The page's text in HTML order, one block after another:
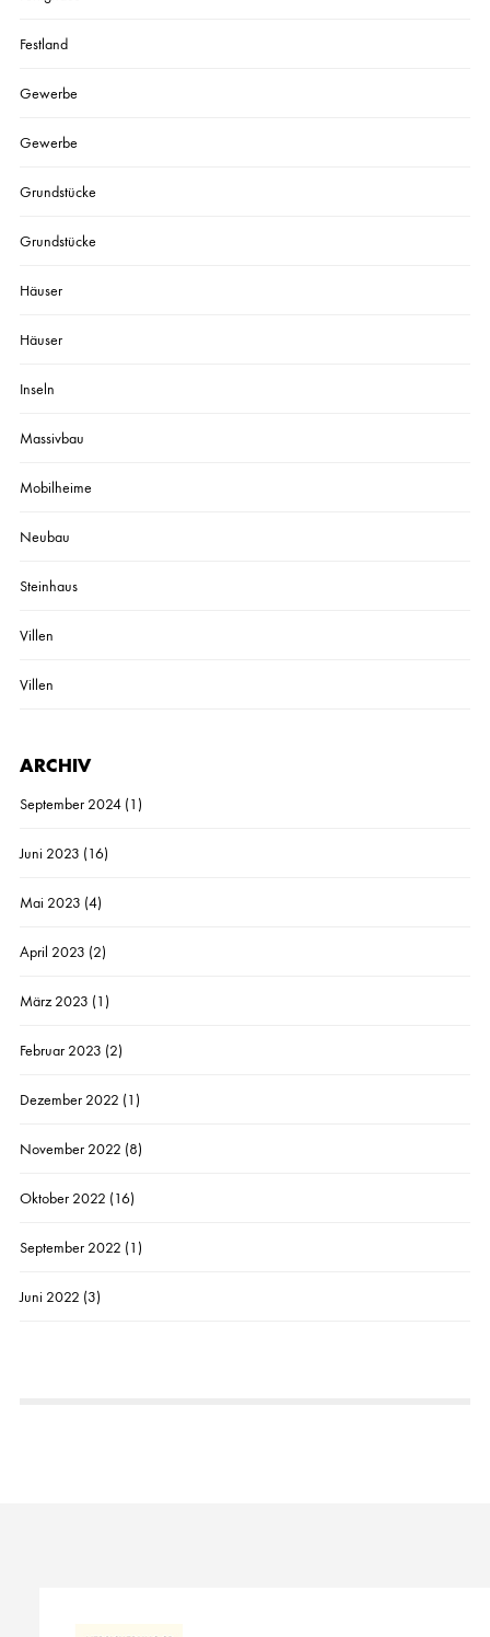
Festland
Gewerbe
Gewerbe
Grundstücke
Grundstücke
Häuser
Häuser
Inseln
Massivbau
Mobilheime
Neubau
Steinhaus
Villen
Villen
ARCHIV
September 2024(1)
Juni 2023 (16)
Mai 2023 (4)
April 2023 (2)
März 2023 (1)
Februar 2023 (2)
Dezember 2022 (1)
November 2022 (8)
Oktober 2022 (16)
September 2022 (1)
Juni 2022 (3)